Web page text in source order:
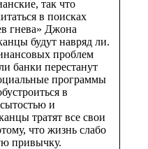
так что
в поисках
гнева» Джона
будут навряд ли.
проблем
банки перестанут
программы
в
и
тратят все свои
что жизнь слабо
привычку.